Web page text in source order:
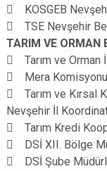
 KOSGEB
 TSE Nevşehir
TARIM VE ORMAN
 Tarım ve Orman
 Mera Komisyonu
 Tarım ve Kırsal
Nevşehir İl
 Tarım Kredi
 DSİ XII. Bölge
 DSİ Şube